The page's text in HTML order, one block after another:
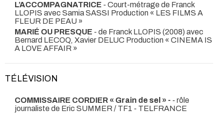
L’ACCOMPAGNATRICE - Court-métrage de Franck
LLOPIS avec Samia SASSI Production « LES FILMS A
FLEUR DE PEAU »
MARIÉ OU PRESQUE - de Franck LLOPIS (2008) avec
Bernard LECOQ, Xavier DELUC Production « CINEMA IS
A LOVE AFFAIR »
TÉLÉVISION
COMMISSAIRE CORDIER « Grain de sel » - - rôle
journaliste de Eric SUMMER / TF1 - TELFRANCE